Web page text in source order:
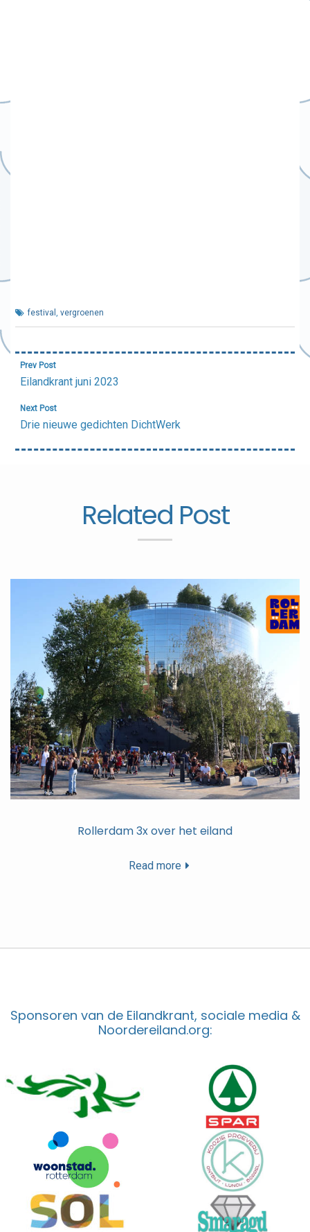
festival , vergroenen
Bericht
navigatie
Prev Post
Eilandkrant juni 2023
Next Post
Drie nieuwe gedichten DichtWerk
Related Post
Rollerdam 3x over het eiland
Read more
Sponsoren van de Eilandkrant, sociale media &
Noordereiland.org: